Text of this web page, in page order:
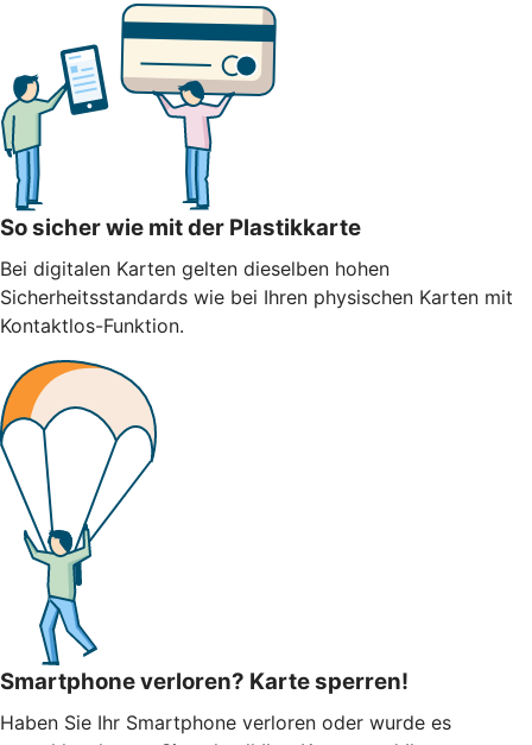
So sicher wie mit der Plastikkarte
Bei digitalen Karten gelten dieselben hohen
Sicherheitsstandards wie bei Ihren physischen Karten mit
Kontaktlos-Funktion.
Smartphone verloren? Karte sperren!
Haben Sie Ihr Smartphone verloren oder wurde es